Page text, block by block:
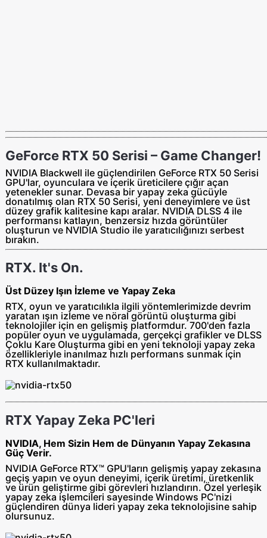
GeForce RTX 50 Serisi – Game Changer!
NVIDIA Blackwell ile güçlendirilen GeForce RTX 50 Serisi
GPU'lar, oyunculara ve içerik üreticilere çığır açan
yetenekler sunar. Devasa bir yapay zeka gücüyle
donatılmış olan RTX 50 Serisi, yeni deneyimlere ve üst
düzey grafik kalitesine kapı aralar. NVIDIA DLSS 4 ile
performansı katlayın, benzersiz hızda görüntüler
oluşturun ve NVIDIA Studio ile yaratıcılığınızı serbest
bırakın.
RTX. It's On.
Üst Düzey Işın İzleme ve Yapay Zeka
RTX, oyun ve yaratıcılıkla ilgili yöntemlerimizde devrim
yaratan ışın izleme ve nöral görüntü oluşturma gibi
teknolojiler için en gelişmiş platformdur. 700'den fazla
popüler oyun ve uygulamada, gerçekçi grafikler ve DLSS
Çoklu Kare Oluşturma gibi en yeni teknoloji yapay zeka
özellikleriyle inanılmaz hızlı performans sunmak için
RTX kullanılmaktadır.
RTX Yapay Zeka PC'leri
NVIDIA, Hem Sizin Hem de Dünyanın Yapay Zekasına
Güç Verir.
NVIDIA GeForce RTX™ GPU'ların gelişmiş yapay zekasına
geçiş yapın ve oyun deneyimi, içerik üretimi, üretkenlik
ve ürün geliştirme gibi görevleri hızlandırın. Özel yerleşik
yapay zeka işlemcileri sayesinde Windows PC'nizi
güçlendiren dünya lideri yapay zeka teknolojisine sahip
olursunuz.